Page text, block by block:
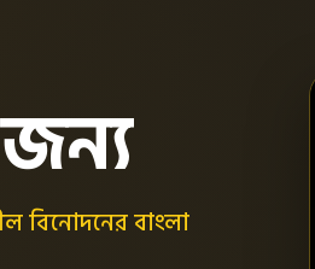
বিনোদনের বাংলা